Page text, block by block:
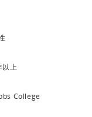
以上
College